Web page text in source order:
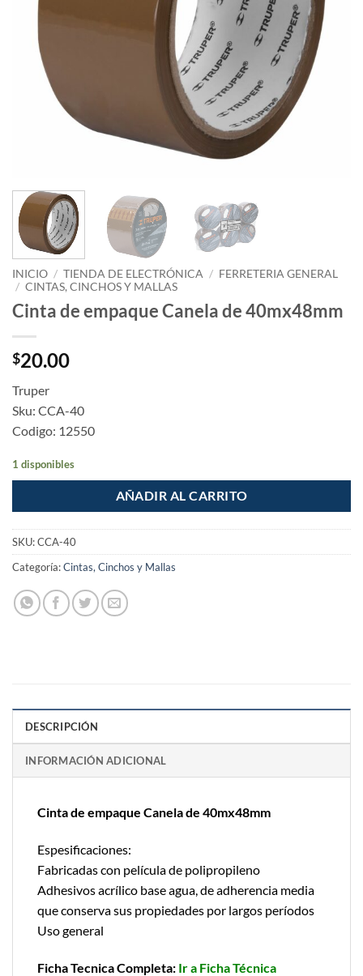
INICIO / TIENDA DE ELECTRÓNICA / FERRETERIA GENERAL
/ CINTAS, CINCHOS Y MALLAS
Cinta de empaque Canela de 40mx48mm
$20.00
Truper
Sku: CCA-40
Codigo: 12550
1 disponibles
AÑADIR AL CARRITO
SKU:CCA-40
Categoría:Cintas, Cinchos y Mallas
DESCRIPCIÓN
INFORMACIÓN ADICIONAL
Cinta de empaque Canela de 40mx48mm
Espesificaciones:
Fabricadas con película de polipropileno
Adhesivos acrílico base agua, de adherencia media
que conserva sus propiedades por largos períodos
Uso general
Ficha Tecnica Completa: Ir a Ficha Técnica